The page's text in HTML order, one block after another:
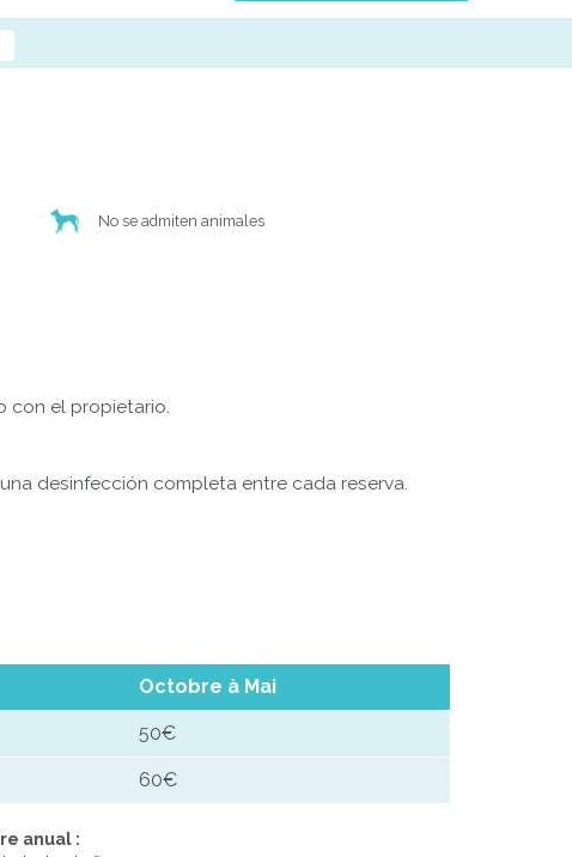
No se admiten animales
con el propietario.
desinfección completa entre cada reserva.
Octobre à Mai
50€
60€
anual :